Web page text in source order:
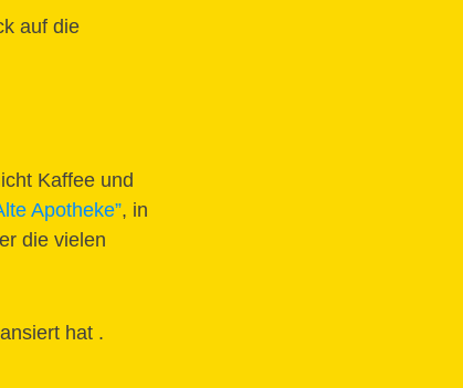
auf die
Kaffee und
Apotheke”, in
die vielen
hat .